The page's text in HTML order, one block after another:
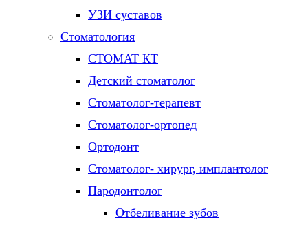
УЗИ суставов
Стоматология
СТОМАТ КТ
Детский стоматолог
Стоматолог-терапевт
Стоматолог-ортопед
Ортодонт
Стоматолог- хирург, имплантолог
Пародонтолог
Отбеливание зубов